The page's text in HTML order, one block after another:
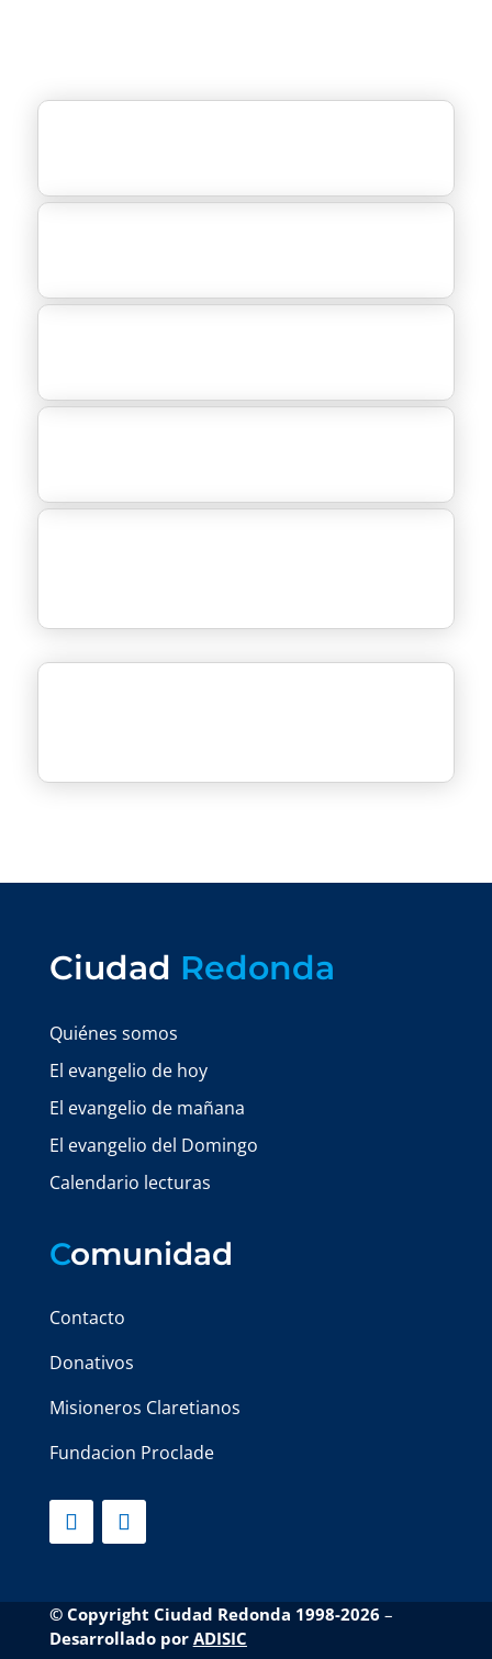
Ciudad Redonda
Quiénes somos
El evangelio de hoy
El evangelio de mañana
El evangelio del Domingo
Calendario lecturas
Comunidad
Contacto
Donativos
Misioneros Claretianos
Fundacion Proclade
© Copyright Ciudad Redonda 1998-2026 –
Desarrollado por ADISIC